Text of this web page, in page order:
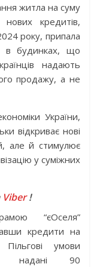
житла на суму
кредитів,
року, припала
в будинках, що
надають
продажу, а не
України,
відкриває нові
але й стимулює
у суміжних
Viber!
“єОселя”
кредити на
умови
надані 90